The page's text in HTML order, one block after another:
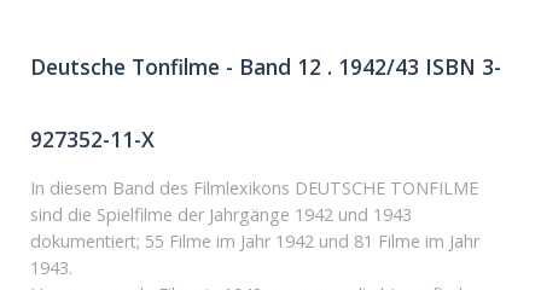
Deutsche Tonfilme - Band 12 . 1942/43 ISBN 3-
927352-11-X
In diesem Band des Filmlexikons DEUTSCHE TONFILME
sind die Spielfilme der Jahrgänge 1942 und 1943
dokumentiert; 55 Filme im Jahr 1942 und 81 Filme im Jahr
1943.